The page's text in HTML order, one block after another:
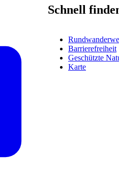
Schnell
Barrierefreiheit
Geschützte
Karte